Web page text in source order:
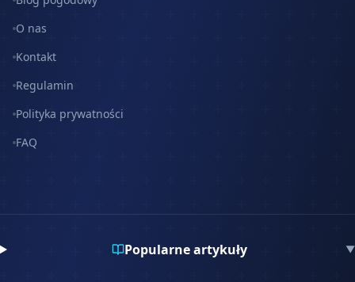
O nas
Kontakt
Regulamin
Polityka prywatności
FAQ
Popularne artykuły ▼